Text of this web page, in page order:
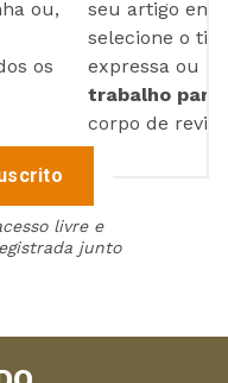
ou,
os
seu artigo em
selecione o
expressa ou
trabalho para
corpo de
livre e
junto